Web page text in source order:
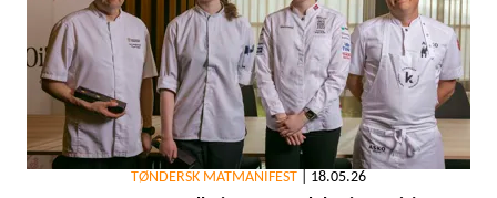
TØNDERSK MATMANIFEST 18.05.26